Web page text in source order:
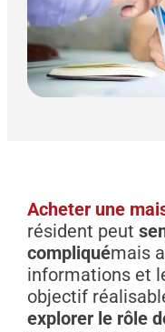
Acheter une
résident peut
compliquémais
informations et
objectif
explorer le rôle